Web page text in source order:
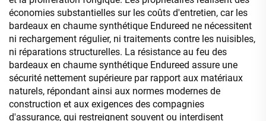
économies substantielles sur les coûts d'entretien, car les
bardeaux en chaume synthétique Endureed ne nécessitent
ni rechargement régulier, ni traitements contre les nuisibles,
ni réparations structurelles. La résistance au feu des
bardeaux en chaume synthétique Endureed assure une
sécurité nettement supérieure par rapport aux matériaux
naturels, répondant ainsi aux normes modernes de
construction et aux exigences des compagnies
d'assurance, qui restreignent souvent ou interdisent